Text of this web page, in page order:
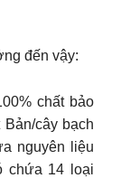
đến vậy:
chất bảo
cây bạch
nguyên liệu
chứa 14 loại